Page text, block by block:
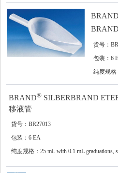
BRAND
BRAND
货号：
包装：6
纯度规格
BRAND® SILBERBRAND
移液管
货号：BR27013
包装：6 EA
纯度规格：25 mL with 0.1 mL graduations,